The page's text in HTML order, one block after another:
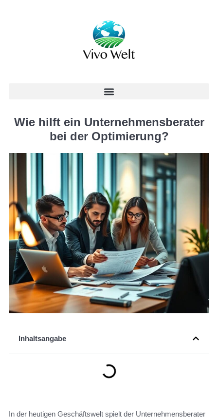
Wie hilft ein Unternehmensberater
bei der Optimierung?
Inhaltsangabe
In der heutigen Geschäftswelt spielt der Unternehmensberater